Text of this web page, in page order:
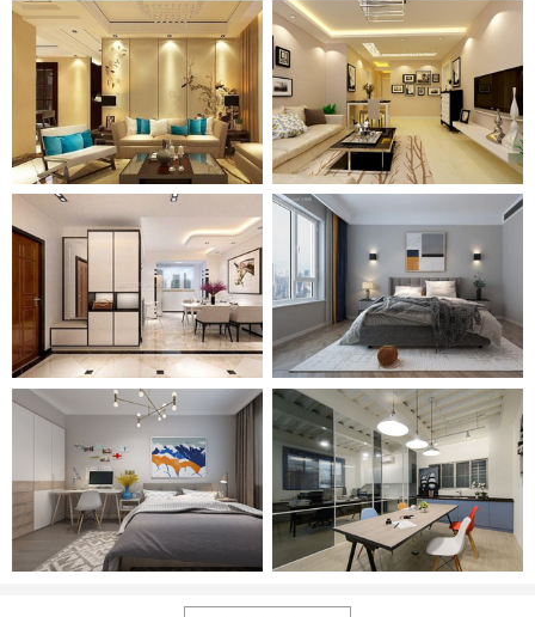
修
案
例
案
例
名
称
案
例
名
称